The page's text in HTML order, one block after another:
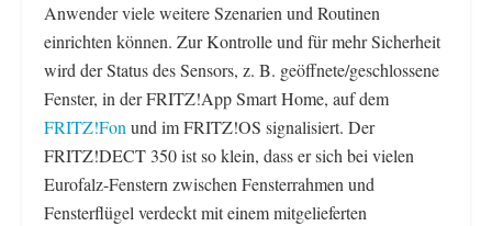
Anwender viele weitere Szenarien und Routinen
einrichten können. Zur Kontrolle und für mehr Sicherheit
wird der Status des Sensors, z. B. geöffnete/geschlossene
Fenster, in der FRITZ!App Smart Home, auf dem
FRITZ!Fonund im FRITZ!OS signalisiert. Der
FRITZ!DECT 350 ist so klein, dass er sich bei vielen
Eurofalz-Fenstern zwischen Fensterrahmen und
Fensterflügel verdeckt mit einem mitgelieferten